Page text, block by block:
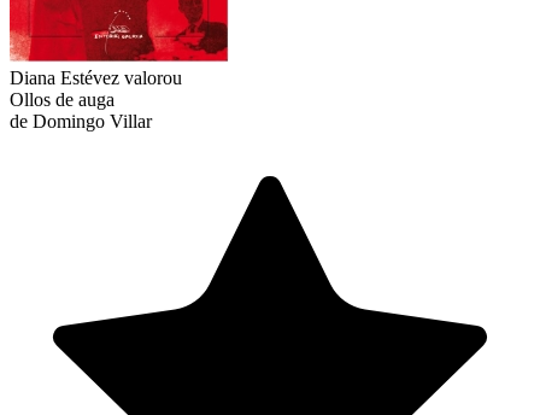
Diana Estévez valorou
Ollos de auga
de Domingo Villar